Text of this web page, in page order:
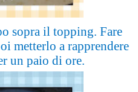
sopra il topping. Fare
metterlo a rapprendere
un paio di ore.